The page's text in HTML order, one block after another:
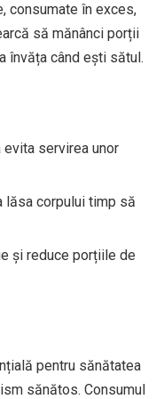
consumate în exces,
să mănânci porții
învăța când ești sătul.
servirea unor
lăsa corpului timp să
și reduce porțiile de
pentru sănătatea
sănătos. Consumul